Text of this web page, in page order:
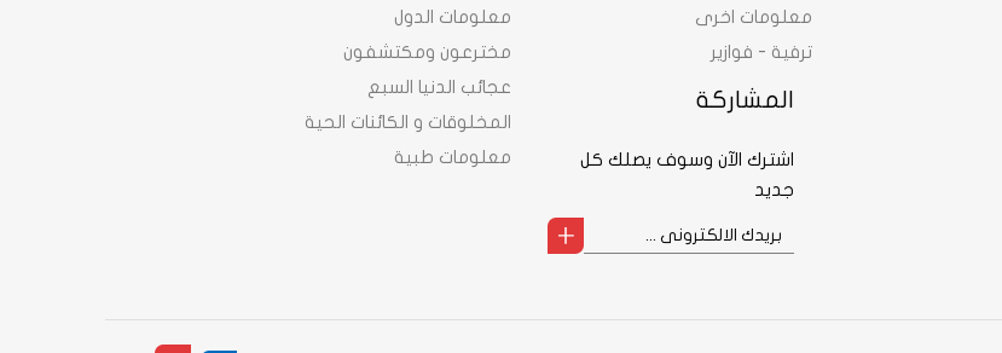
معلومات الدول
مخترعون ومكتشفون
عجائب الدنيا السبع
المخلوقات و الكائنات الحية
معلومات طبية
معلومات اخرى
ترفية - فوازير
المشاركة
اشترك الآن وسوف يصلك كل
جديد